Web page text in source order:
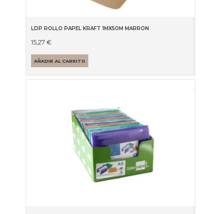
LDP ROLLO PAPEL KRAFT 1MX50M MARRON
15,27€
AÑADIR AL CARRITO